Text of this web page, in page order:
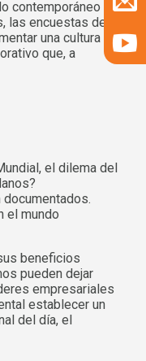
contemporáneo es
las encuestas de
una cultura
que, a
el dilema del
el mundo
beneficios
pueden dejar
empresariales
establecer un
del día, el